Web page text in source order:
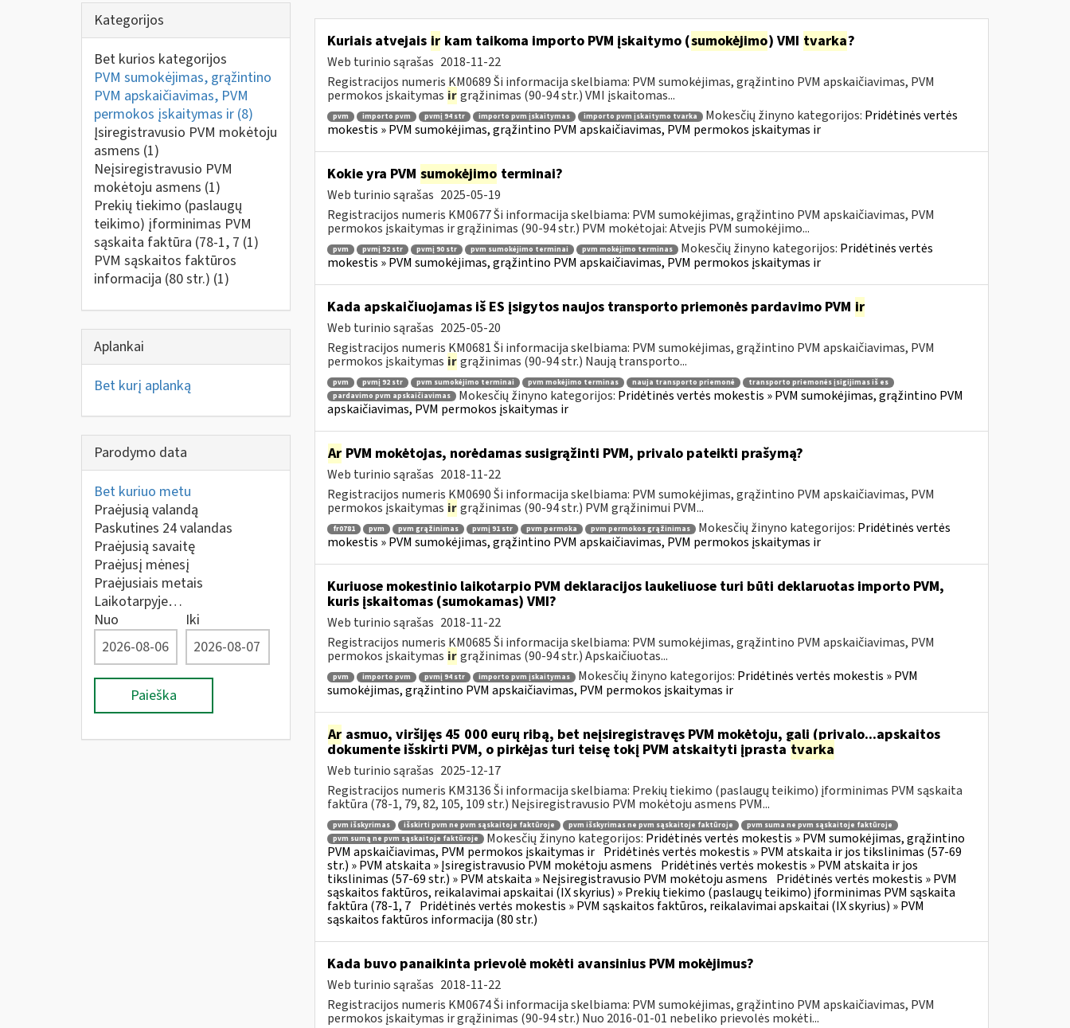
Kategorijos
Bet kurios kategorijos
PVM sumokėjimas, grąžintino
PVM apskaičiavimas, PVM
permokos įskaitymas ir (8)
Įsiregistravusio PVM mokėtoju
asmens (1)
Neįsiregistravusio PVM
mokėtoju asmens (1)
Prekių tiekimo (paslaugų
teikimo) įforminimas PVM
sąskaita faktūra (78-1, 7 (1)
PVM sąskaitos faktūros
informacija (80 str.) (1)
Aplankai
Bet kurį aplanką
Parodymo data
Bet kuriuo metu
Praėjusią valandą
Paskutines 24 valandas
Praėjusią savaitę
Praėjusį mėnesį
Praėjusiais metais
Laikotarpyje…
Nuo
Iki
Paieška
Kuriais atvejais irkam taikoma importo PVM įskaitymo (sumokėjimo) VMI tvarka?
Web turinio sąrašas 2018-11-22
Registracijos numeris KM0689 Ši informacija skelbiama: PVM sumokėjimas, grąžintino PVM apskaičiavimas, PVM
permokos įskaitymas ir grąžinimas (90-94 str.) VMI įskaitomas...
pvm importo pvm pvmį 94 str importo pvm įskaitymas importo pvm įskaitymo tvarka Mokesčių žinyno kategorijos: Pridėtinės vertės
mokestis » PVM sumokėjimas, grąžintino PVM apskaičiavimas, PVM permokos įskaitymas ir
Kokie yra PVM sumokėjimo terminai?
Web turinio sąrašas 2025-05-19
Registracijos numeris KM0677 Ši informacija skelbiama: PVM sumokėjimas, grąžintino PVM apskaičiavimas, PVM
permokos įskaitymas ir grąžinimas (90-94 str.) PVM mokėtojai: Atvejis PVM sumokėjimo...
pvm pvmį 92 str pvmį 90 str pvm sumokėjimo terminai pvm mokėjimo terminas Mokesčių žinyno kategorijos: Pridėtinės vertės
mokestis » PVM sumokėjimas, grąžintino PVM apskaičiavimas, PVM permokos įskaitymas ir
Kada apskaičiuojamas iš ES įsigytos naujos transporto priemonės pardavimo PVM ir
Web turinio sąrašas 2025-05-20
Registracijos numeris KM0681 Ši informacija skelbiama: PVM sumokėjimas, grąžintino PVM apskaičiavimas, PVM
permokos įskaitymas ir grąžinimas (90-94 str.) Naują transporto...
pvm pvmį 92 str pvm sumokėjimo terminai pvm mokėjimo terminas nauja transporto priemonė
transporto priemonės įsigijimas iš es
pardavimo pvm apskaičiavimas
Mokesčių žinyno kategorijos: Pridėtinės vertės mokestis » PVM sumokėjimas, grąžintino PVM
apskaičiavimas, PVM permokos įskaitymas ir
ArPVM mokėtojas, norėdamas susigrąžinti PVM, privalo pateikti prašymą?
Web turinio sąrašas 2018-11-22
Registracijos numeris KM0690 Ši informacija skelbiama: PVM sumokėjimas, grąžintino PVM apskaičiavimas, PVM
permokos įskaitymas ir grąžinimas (90-94 str.) PVM grąžinimui PVM...
fr0781 pvm pvm grąžinimas pvmį 91 str pvm permoka pvm permokos grąžinimas Mokesčių žinyno kategorijos: Pridėtinės vertės
mokestis » PVM sumokėjimas, grąžintino PVM apskaičiavimas, PVM permokos įskaitymas ir
Kuriuose mokestinio laikotarpio PVM deklaracijos laukeliuose turi būti deklaruotas importo PVM,
kuris įskaitomas (sumokamas) VMI?
Web turinio sąrašas 2018-11-22
Registracijos numeris KM0685 Ši informacija skelbiama: PVM sumokėjimas, grąžintino PVM apskaičiavimas, PVM
permokos įskaitymas ir grąžinimas (90-94 str.) Apskaičiuotas...
pvm importo pvm pvmį 94 str importo pvm įskaitymas Mokesčių žinyno kategorijos: Pridėtinės vertės mokestis » PVM
sumokėjimas, grąžintino PVM apskaičiavimas, PVM permokos įskaitymas ir
Arasmuo, viršijęs 45 000 eurų ribą, bet neįsiregistravęs PVM mokėtoju, gali (privalo...apskaitos
dokumente išskirti PVM, o pirkėjas turi teisę tokį PVM atskaityti įprasta tvarka
Web turinio sąrašas 2025-12-17
Registracijos numeris KM3136 Ši informacija skelbiama: Prekių tiekimo (paslaugų teikimo) įforminimas PVM sąskaita
faktūra (78-1, 79, 82, 105, 109 str.) Neįsiregistravusio PVM mokėtoju asmens PVM...
pvm išskyrimas išskirti pvm ne pvm sąskaitoje faktūroje pvm išskyrimas ne pvm sąskaitoje faktūroje
pvm suma ne pvm sąskaitoje faktūroje
pvm sumą ne pvm sąskaitoje faktūroje
Mokesčių žinyno kategorijos: Pridėtinės vertės mokestis » PVM sumokėjimas, grąžintino
PVM apskaičiavimas, PVM permokos įskaitymas ir Pridėtinės vertės mokestis » PVM atskaita ir jos tikslinimas (57-69
str.) » PVM atskaita » Įsiregistravusio PVM mokėtoju asmens Pridėtinės vertės mokestis » PVM atskaita ir jos
tikslinimas (57-69 str.) » PVM atskaita » Neįsiregistravusio PVM mokėtoju asmens Pridėtinės vertės mokestis » PVM
sąskaitos faktūros, reikalavimai apskaitai (IX skyrius) » Prekių tiekimo (paslaugų teikimo) įforminimas PVM sąskaita
faktūra (78-1, 7 Pridėtinės vertės mokestis » PVM sąskaitos faktūros, reikalavimai apskaitai (IX skyrius) » PVM
sąskaitos faktūros informacija (80 str.)
Kada buvo panaikinta prievolė mokėti avansinius PVM mokėjimus?
Web turinio sąrašas 2018-11-22
Registracijos numeris KM0674 Ši informacija skelbiama: PVM sumokėjimas, grąžintino PVM apskaičiavimas, PVM
permokos įskaitymas ir grąžinimas (90-94 str.) Nuo 2016-01-01 nebeliko prievolės mokėti...